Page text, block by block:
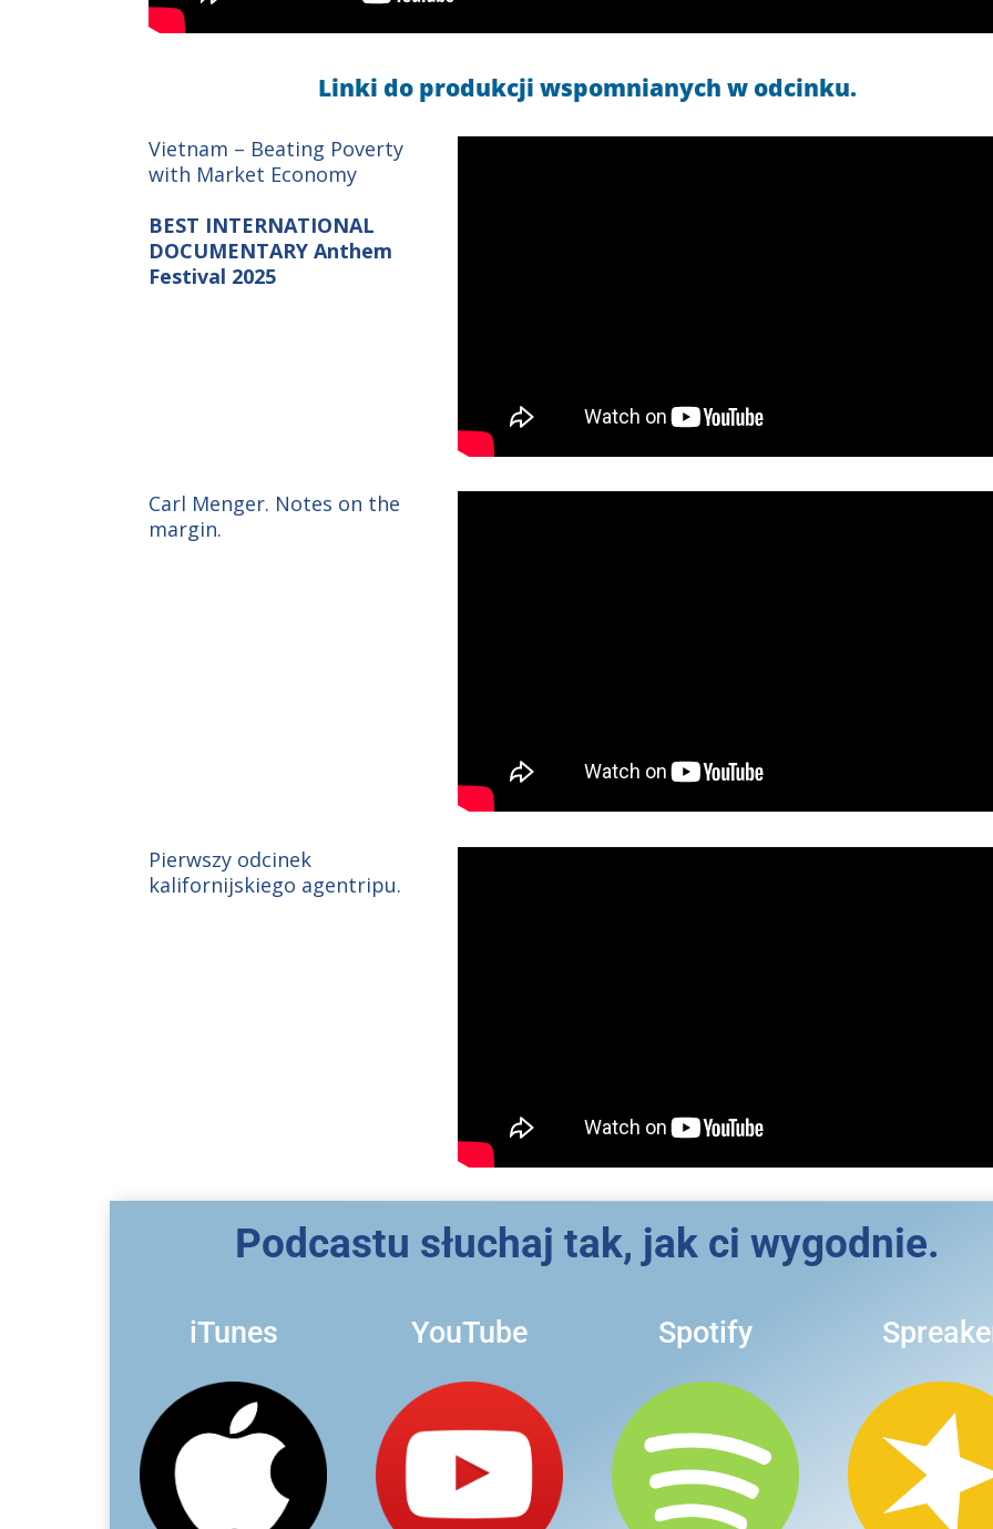
Linki do produkcji wspomnianych w odcinku.
Vietnam – Beating Poverty
with Market Economy
BEST INTERNATIONAL
DOCUMENTARY Anthem
Festival 2025
Carl Menger. Notes on the
margin.
Pierwszy odcinek
kalifornijskiego agentripu.
Podcastu słuchaj tak, jak ci wygodnie.
iTunes YouTube Spotify